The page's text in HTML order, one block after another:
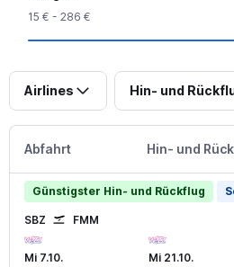
15 € - 286 €
Airlines Hin- und
Abfahrt Hin- und
Günstigster Hin- und Rückflug
SBZ FMM
Mi 7.10.
Mi 21.10.